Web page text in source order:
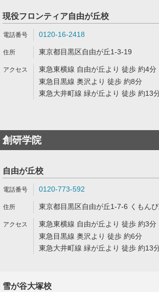
現役フロンティア自由が丘校
0120-16-2418
東京都目黒区自由が丘1-3-19
東急東横線 自由が丘より 徒歩 約4分
東急目黒線 奥沢より 徒歩 約8分
東急大井町線 緑が丘より 徒歩 約13
創研学院
自由が丘校
0120-773-592
東京都目黒区自由が丘1-7-6 くもん
東急東横線 自由が丘より 徒歩 約3分
東急目黒線 奥沢より 徒歩 約6分
東急大井町線 緑が丘より 徒歩 約13
雪が谷大塚校